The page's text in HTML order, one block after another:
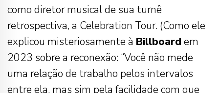
como diretor musical de sua turnê
retrospectiva, a Celebration Tour. (Como ele
explicou misteriosamente à Billboard em
2023 sobre a reconexão: “Você não mede
uma relação de trabalho pelos intervalos
entre ela, mas sim pela facilidade com que